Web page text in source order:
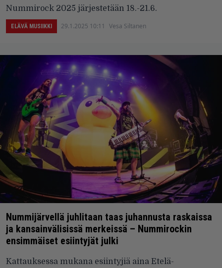
Nummirock 2025 järjestetään 18.-21.6.
ELÄVÄ MUSIIKKI 29.1.2025 10:11 Vesa Siltanen
Nummijärvellä juhlitaan taas juhannusta raskaissa
ja kansainvälisissä merkeissä – Nummirockin
ensimmäiset esiintyjät julki
Kattauksessa mukana esiintyjiä aina Etelä-